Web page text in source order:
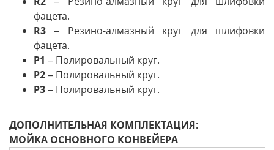
фацета.
R3 – Резино-алмазный круг для шлифовки
фацета.
P1 – Полировальный круг.
P2 – Полировальный круг.
P3 – Полировальный круг.
ДОПОЛНИТЕЛЬНАЯ КОМПЛЕКТАЦИЯ:
МОЙКА ОСНОВНОГО КОНВЕЙЕРА